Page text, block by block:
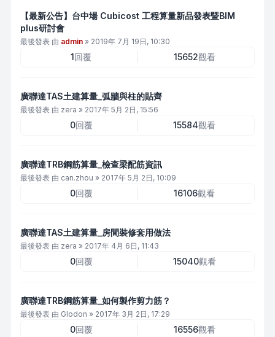
【最新公告】台中場 Cubicost 工程算量新品發表暨BIM
plus研討會
最後發表 由 admin » 2019年 7月 19日, 10:30
1回覆 15652觀看
廣聯達TAS土建算量_弧牆與柱的貼齊
最後發表 由 zera » 2017年 5月 2日, 15:56
0回覆 15584觀看
廣聯達TRB鋼筋算量_檢查梁配筋資訊
最後發表 由 can.zhou » 2017年 5月 2日, 10:09
0回覆 16106觀看
廣聯達TAS土建算量_房間裝修套用做法
最後發表 由 zera » 2017年 4月 6日, 11:43
0回覆 15040觀看
廣聯達TRB鋼筋算量_如何製作剪力筋？
最後發表 由 Glodon » 2017年 3月 2日, 17:29
0回覆 16556觀看